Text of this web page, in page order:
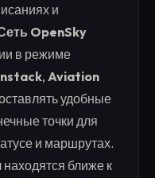
и
OpenSky
в режиме
, Aviation
удобные
точки для
и маршрутах.
находятся ближе к